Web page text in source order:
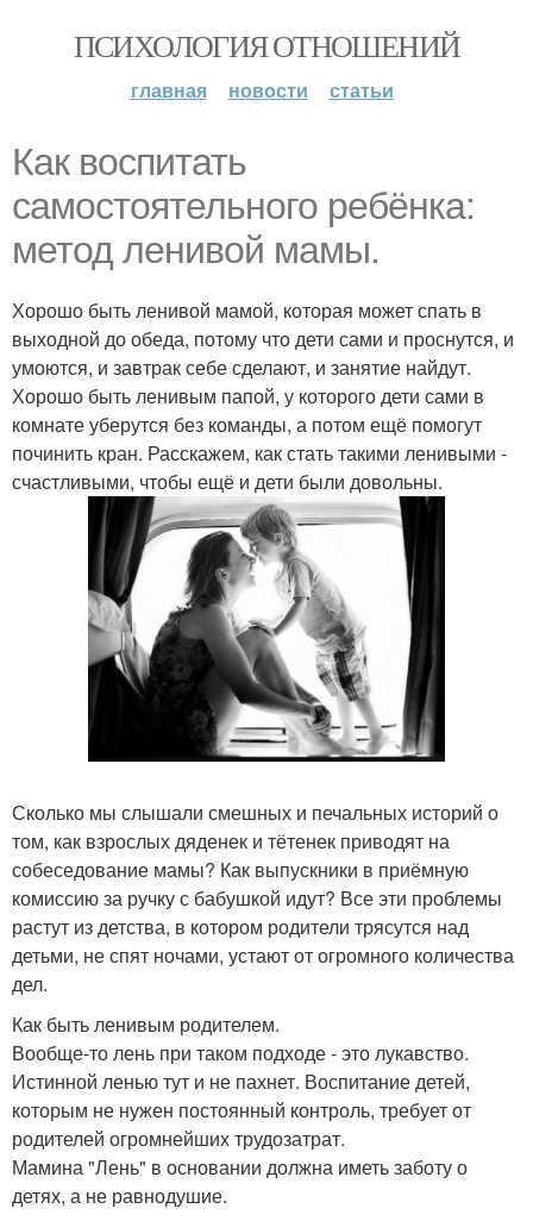
ПСИХОЛОГИЯ ОТНОШЕНИЙ
главная новости статьи
Как воспитать
самостоятельного ребёнка:
метод ленивой мамы.
Хорошо быть ленивой мамой, которая может спать в
выходной до обеда, потому что дети сами и проснутся, и
умоются, и завтрак себе сделают, и занятие найдут.
Хорошо быть ленивым папой, у которого дети сами в
комнате уберутся без команды, а потом ещё помогут
починить кран. Расскажем, как стать такими ленивыми -
счастливыми, чтобы ещё и дети были довольны.
Сколько мы слышали смешных и печальных историй о
том, как взрослых дяденек и тётенек приводят на
собеседование мамы? Как выпускники в приёмную
комиссию за ручку с бабушкой идут? Все эти проблемы
растут из детства, в котором родители трясутся над
детьми, не спят ночами, устают от огромного количества
дел.
Как быть ленивым родителем.
Вообще-то лень при таком подходе - это лукавство.
Истинной ленью тут и не пахнет. Воспитание детей,
которым не нужен постоянный контроль, требует от
родителей огромнейших трудозатрат.
Мамина "Лень" в основании должна иметь заботу о
детях, а не равнодушие.